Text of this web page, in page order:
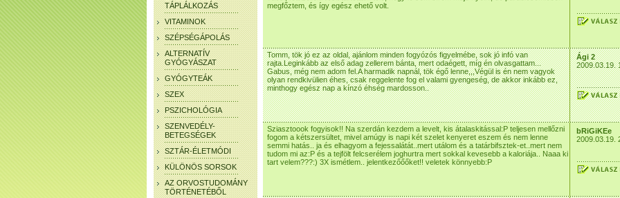
TÁPLÁLKOZÁS
VITAMINOK
SZÉPSÉGÁPOLÁS
ALTERNATÍV
GYÓGYÁSZAT
GYÓGYTEÁK
SZEX
PSZICHOLÓGIA
SZENVEDÉLY-
BETEGSÉGEK
SZTÁR-ÉLETMÓDI
KÜLÖNÖS SORSOK
AZ ORVOSTUDOMÁNY
TÖRTÉNETÉBŐL
megfőztem, és így egész ehető volt.
Tomm, tök jó ez az oldal, ajánlom minden fogyózós figyelmébe, sok jó infó van
rajta.Leginkább az első adag zellerem bánta, mert odaégett, míg én olvasgattam...
Gabus, még nem adom fel.A harmadik napnál, tök égő lenne,,,Végül is én nem vagyok
olyan rendkivülien éhes, csak reggelente fog el valami gyengeség, de akkor inkább ez,
minthogy egész nap a kínzó éhség mardosson..
Ági 2
2009.03.19.
Sziasztoook fogyisok!! Na szerdán kezdem a levelt, kis átalaskitással:P teljesen mellőzni
fogom a kétszersültet, mivel amúgy is napi két szelet kenyeret eszem és nem lenne
semmi hatás.. ja és elhagyom a fejessalátát..mert utálom és a tatárbifsztek-et..mert nem
tudom mi az:P és a tejfölt felcserélem joghurtra mert sokkal kevesebb a kaloriája.. Naaa ki
tart velem???:) 3X ismétlem.. jelentkezőőőket!! veletek könnyebb:P
bRiGiKEe
2009.03.19.